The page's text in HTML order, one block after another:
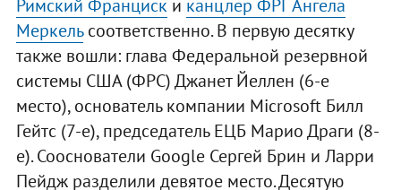
Римский Франциск и канцлер ФРГ Ангела
Меркельсоответственно. В первую десятку
также вошли: глава Федеральной резервной
системы США (ФРС) Джанет Йеллен (6-е
место), основатель компании Microsoft Билл
Гейтс (7-е), председатель ЕЦБ Марио Драги (8-
е). Сооснователи Google Сергей Брин и Ларри
Пейдж разделили девятое место. Десятую